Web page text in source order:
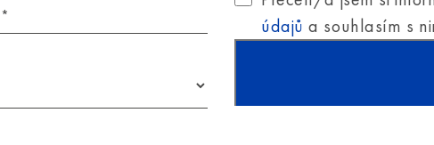
*
údajů a souhlasím s